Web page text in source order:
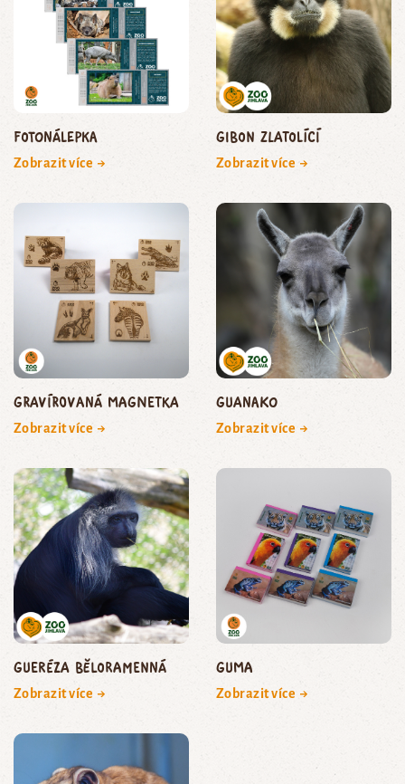
Fotonálepka
Zobrazit více →
gibon zlatolící
Zobrazit více →
Gravírovaná magnetka
Zobrazit více →
guanako
Zobrazit více →
gueréza běloramenná
Zobrazit více →
Guma
Zobrazit více →